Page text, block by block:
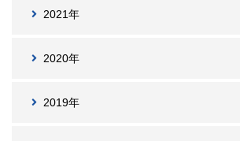
2021年
2020年
2019年